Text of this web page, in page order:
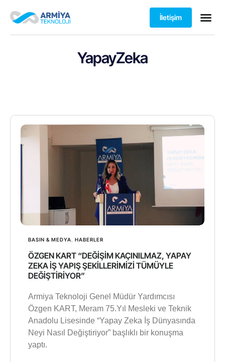
İletişim
YapayZeka
BASIN & MEDYA HABERLER
ÖZGEN KART “DEĞİŞİM KAÇINILMAZ, YAPAY
ZEKA İŞ YAPIŞ ŞEKİLLERİMİZİ TÜMÜYLE
DEĞİŞTİRİYOR”
Armiya Teknoloji Genel Müdür Yardımcısı
Özgen KART, Meram 75.Yıl Mesleki ve Teknik
Anadolu Lisesinde “Yapay Zeka İş Dünyasında
Neyi Nasıl Değiştiriyor” başlıklı bir konuşma
yaptı.